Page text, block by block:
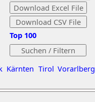
Kärnten Tirol Vorarlberg
Top 100